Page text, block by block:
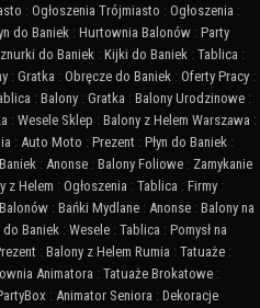
: Ogłoszenia Trójmiasto : Ogłoszenia :
do Baniek : Hurtownia Balonów : Party
do Baniek : Kijki do Baniek : Tablica :
: Gratka : Obręcze do Baniek : Oferty Pracy :
: Balony : Gratka : Balony Urodzinowe :
: Wesele Sklep : Balony z Helem Warszawa :
: Auto Moto : Prezent : Płyn do Baniek :
: Anonse : Balony Foliowe : Zamykanie
z Helem : Ogłoszenia : Tablica : Firmy :
: Bańki Mydlane : Anonse : Balony na
do Baniek : Wesele : Tablica : Pomysł na
: Balony z Helem Rumia : Tatuaże :
Animatora : Tatuaże Brokatowe :
: Animator Seniora : Dekoracje